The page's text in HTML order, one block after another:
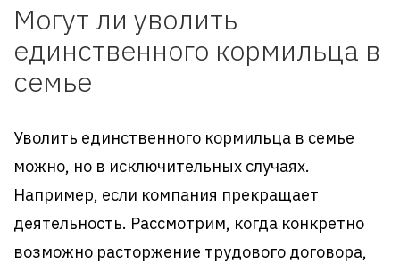
Могут ли уволить
единственного кормильца в
семье
Уволить единственного кормильца в семье
можно, но в исключительных случаях.
Например, если компания прекращает
деятельность. Рассмотрим, когда конкретно
возможно расторжение трудового договора,